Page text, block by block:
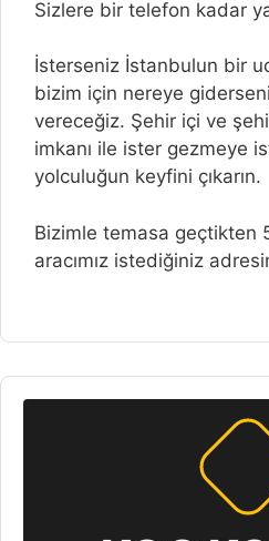
Sizlere bir telefon kadar
İsterseniz İstanbulun bir
bizim için nereye
vereceğiz. Şehir içi ve
imkanı ile ister gezmeye
yolculuğun keyfini çıkarın.
Bizimle temasa geçtikten
aracımız istediğiniz